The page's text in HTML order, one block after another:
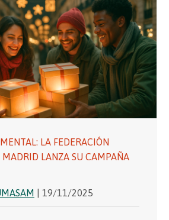
LA FEDERACIÓN
LANZA SU CAMPAÑA
| 19/11/2025